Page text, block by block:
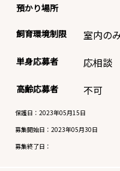
預かり場所
飼育環境制限 室内の
単身応募者 応相談
高齢応募者 不可
保護日：2023年05月15日
募集開始日： 2023年05月30日
募集終了日：